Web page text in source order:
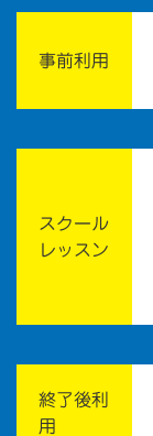
事前利用
スクール
レッスン
終了後利
用